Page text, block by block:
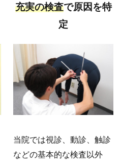
充実の検査で原因を特
定
当院では視診、動診、触診
などの基本的な検査以外